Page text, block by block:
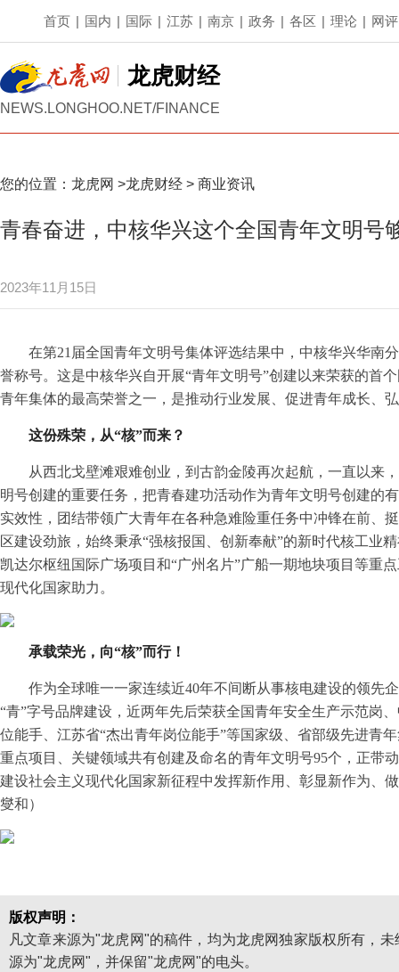
首页 | 国内 | 国际 | 江苏 | 南京 | 政务 | 各区 | 理论 | 网评
龙虎财经
NEWS.LONGHOO.NET/FINANCE
您的位置： 龙虎网 >龙虎财经 > 商业资讯
青春奋进，中核华兴这个全国青年文明号
2023年11月15日
在第21届全国青年文明号集体评选结果中，中核华兴华南
誉称号。这是中核华兴自开展“青年文明号”创建以来荣获的首
青年集体的最高荣誉之一，是推动行业发展、促进青年成长、
这份殊荣，从“核”而来？
从西北戈壁滩艰难创业，到古韵金陵再次起航， 一直以来
明号创建的重要任务，把青春建功活动作为青年文明号创建的
实效性，团结带领广大青年在各种急难险重任务中冲锋在前、
区建设劲旅，始终秉承“强核报国、创新奉献”的新时代核工业
凯达尔枢纽国际广场项目和“广州名片”广船一期地块项目等重
现代化国家助力。
承载荣光，向“核”而行！
作为全球唯一一家连续近40年不间断从事核电建设的领先
“青”字号品牌建设，近两年先后荣获全国青年安全生产示范岗
位能手、江苏省“杰出青年岗位能手”等国家级、省部级先进青
重点项目、关键领域共有创建及命名的青年文明号95个，正带
建设社会主义现代化国家新征程中发挥新作用、彰显新作为、
燮和）
版权声明：
凡文章来源为"龙虎网"的稿件，均为龙虎网独家版权所有，
源为"龙虎网"，并保留"龙虎网"的电头。